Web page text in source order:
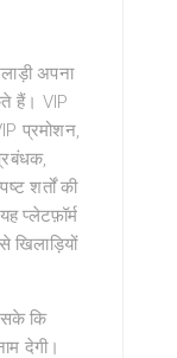
अपना
हैं। VIP
प्रमोशन,
शर्तों की
प्लेटफ़ॉर्म
खिलाड़ियों
कि
देगी।